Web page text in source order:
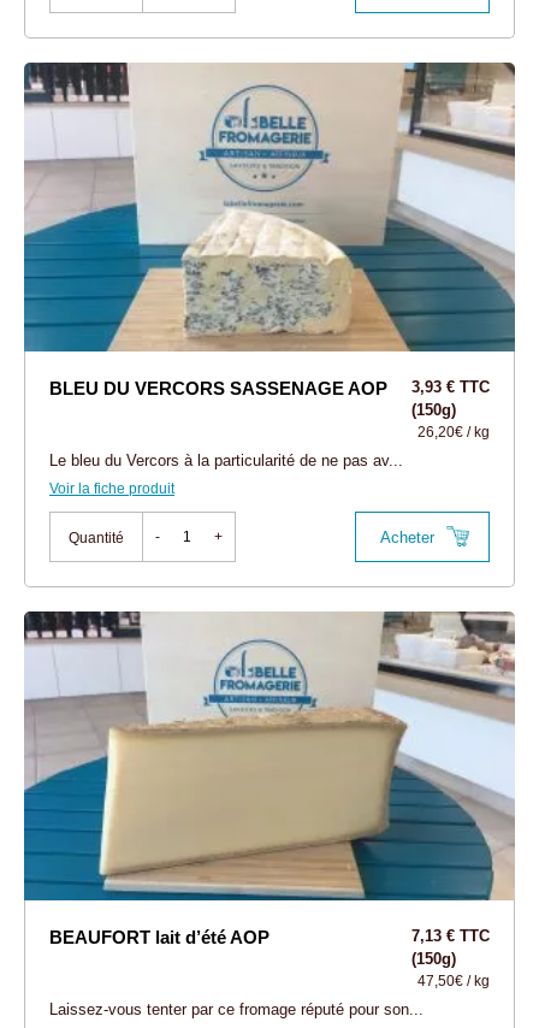
BLEU DU VERCORS SASSENAGE AOP
3,93 € TTC
(150g)
26,20€ / kg
Le bleu du Vercors à la particularité de ne pas av...
Voir la fiche produit
Quantité - + Acheter
BEAUFORT lait d’été AOP
7,13 € TTC
(150g)
47,50€ / kg
Laissez-vous tenter par ce fromage réputé pour son...